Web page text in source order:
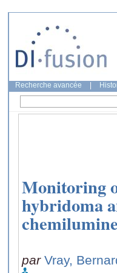
Recherche avancée
Monitoring
hybridoma
par Vray,